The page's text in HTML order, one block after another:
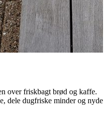
over friskbagt brød og kaffe.
dele dugfriske minder og nyde